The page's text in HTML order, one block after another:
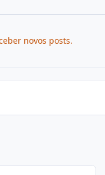
novos posts.